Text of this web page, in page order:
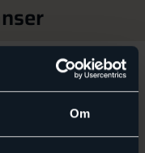
Om
drift, sikkerhet